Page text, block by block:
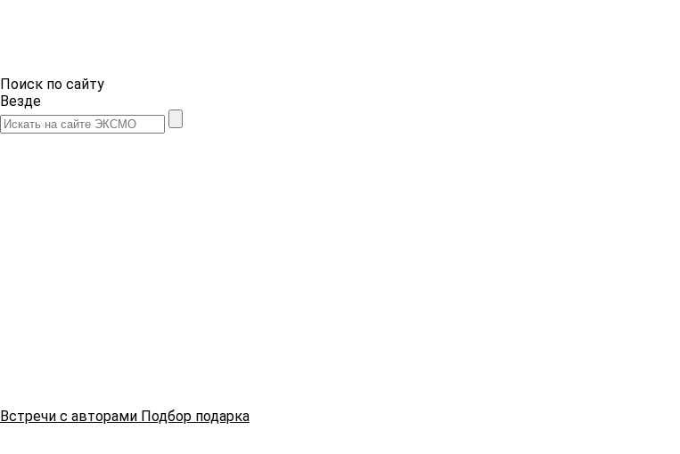
Поиск по сайту
Везде
Встречи с авторами Подбор подарка